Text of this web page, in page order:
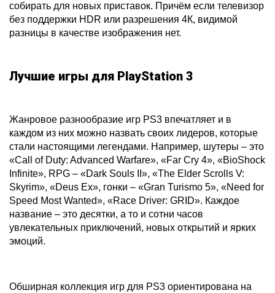
собирать для новых приставок. Причём если телевизор
без поддержки HDR или разрешения 4К, видимой
разницы в качестве изображения нет.
Лучшие игры для PlayStation 3
Жанровое разнообразие игр PS3 впечатляет и в
каждом из них можно назвать своих лидеров, которые
стали настоящими легендами. Например, шутеры – это
«Call of Duty: Advanced Warfare», «Far Cry 4», «BioShock
Infinite», RPG – «Dark Souls II», «The Elder Scrolls V:
Skyrim», «Deus Ex», гонки – «Gran Turismo 5», «Need for
Speed Most Wanted», «Race Driver: GRID». Каждое
название – это десятки, а то и сотни часов
увлекательных приключений, новых открытий и ярких
эмоций.
Обширная коллекция игр для PS3 ориентирована на